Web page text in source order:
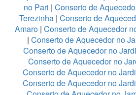
no Pari | Conserto de
Terezinha| Conserto de
Amaro | Conserto de Aquecedor
| Conserto de Aquecedor no
Conserto de Aquecedor no
Conserto de Aquecedor no
Conserto de Aquecedor no
Conserto de Aquecedor no